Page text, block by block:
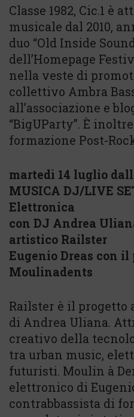
Classe 1982, Cic.1 è
musicale dal 2010,
duo “Old Inside
dell’Homepage
nella veste di
collettivo Ambra
all’associazione e
“BigUParty”. È
formazione Post-
martedì 14 luglio
MUSICA DJ/LIVE
Elettronica
con DJ Andrea
artistico Railster
Eugenio Dreas con il
Moulinadents
Railster è il progetto
di Andrea Uliana.
creativo della
tra urban music,
futuristi. Moulin à
elettronico di
contrabbassista di